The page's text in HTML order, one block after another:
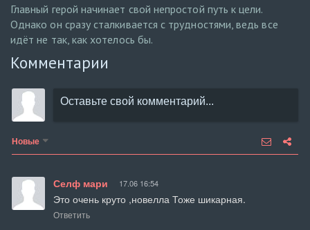
Главный герой начинает свой непростой путь к цели.
Однако он сразу сталкивается с трудностями, ведь все
идёт не так, как хотелось бы.
Комментарии
Новые
Селф мари 17.06 16:54
Это очень круто ,новелла Тоже шикарная.
Ответить